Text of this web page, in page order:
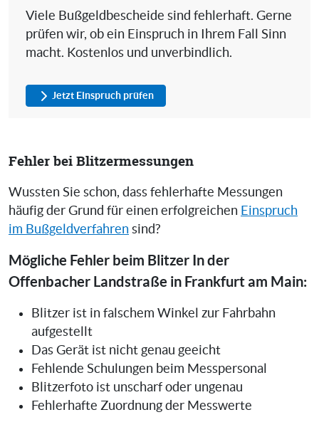
Viele Bußgeldbescheide sind fehlerhaft. Gerne
prüfen wir, ob ein Einspruch in Ihrem Fall Sinn
macht. Kostenlos und unverbindlich.
Jetzt Einspruch prüfen
Fehler bei Blitzermessungen
Wussten Sie schon, dass fehlerhafte Messungen
häufig der Grund für einen erfolgreichen Einspruch
im Bußgeldverfahren sind?
Mögliche Fehler beim Blitzer In der
Offenbacher Landstraße in Frankfurt am Main:
Blitzer ist in falschem Winkel zur Fahrbahn
aufgestellt
Das Gerät ist nicht genau geeicht
Fehlende Schulungen beim Messpersonal
Blitzerfoto ist unscharf oder ungenau
Fehlerhafte Zuordnung der Messwerte